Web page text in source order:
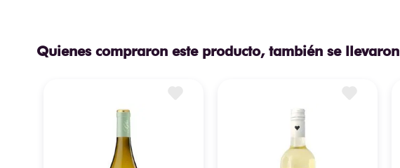
Quienes compraron este producto, también se llevaron